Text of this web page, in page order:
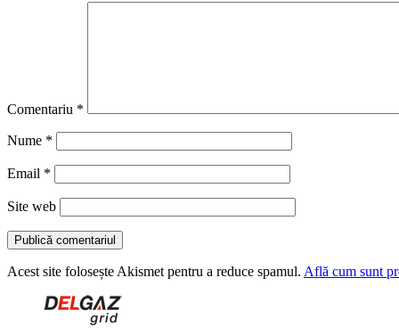
Comentariu *
Nume *
Email *
Site web
Acest site folosește Akismet pentru a reduce spamul. Află cum sunt